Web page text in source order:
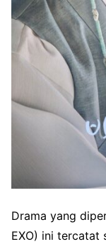
Drama yang
EXO) ini tercatat